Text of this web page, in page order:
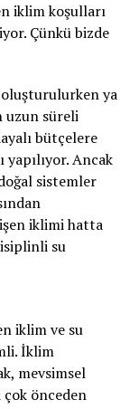
iklim koşulları
Çünkü bizde
ya
uzun süreli
bütçelere
yapılıyor. Ancak
sistemler
iklimi hatta
su
iklim ve su
İklim
mevsimsel
önceden